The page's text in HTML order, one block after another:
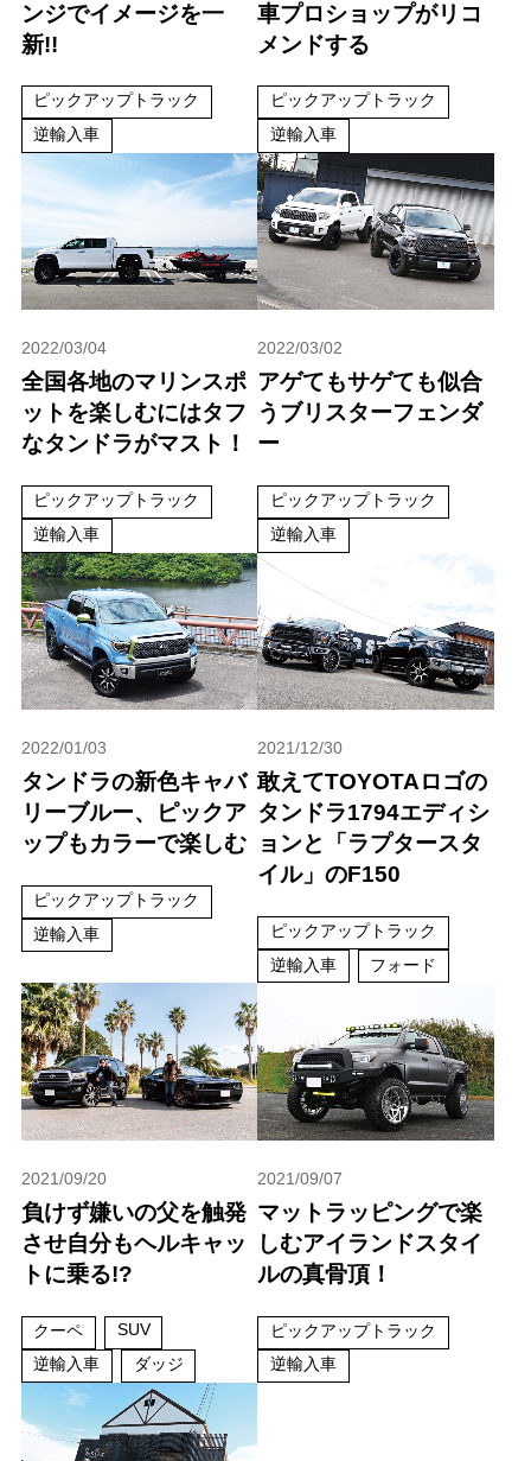
ンジでイメージを一
新!!
ピックアップトラック
逆輸入車
車プロショップがリコ
メンドする
ピックアップトラック
逆輸入車
2022/03/04
全国各地のマリンスポ
ットを楽しむにはタフ
なタンドラがマスト！
ピックアップトラック
逆輸入車
2022/03/02
アゲてもサゲても似合
うブリスターフェンダ
ー
ピックアップトラック
逆輸入車
2022/01/03
タンドラの新色キャバ
リーブルー、ピックア
ップもカラーで楽しむ
ピックアップトラック
逆輸入車
2021/12/30
敢えてTOYOTAロゴの
タンドラ1794エディシ
ョンと「ラプタースタ
イル」のF150
ピックアップトラック
逆輸入車
フォード
2021/09/20
負けず嫌いの父を触発
させ自分もヘルキャッ
トに乗る!?
クーペ
SUV
逆輸入車
ダッジ
2021/09/07
マットラッピングで楽
しむアイランドスタイ
ルの真骨頂！
ピックアップトラック
逆輸入車